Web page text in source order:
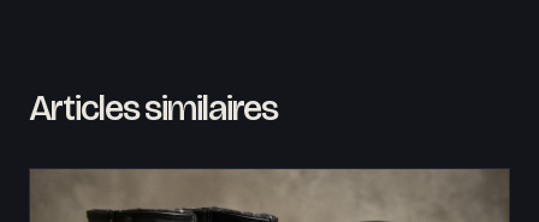
Articles similaires